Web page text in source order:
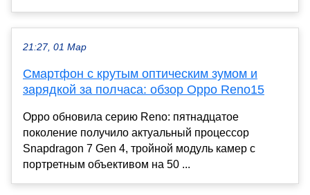
21:27, 01 Мар
Смартфон с крутым оптическим зумом и
зарядкой за полчаса: обзор Oppo Reno15
Oppo обновила серию Reno: пятнадцатое
поколение получило актуальный процессор
Snapdragon 7 Gen 4, тройной модуль камер с
портретным объективом на 50 ...